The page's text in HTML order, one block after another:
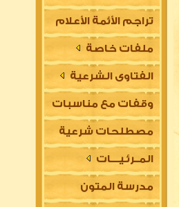
تراجم الأئمة الأعلام
ملفات خاصة
الفتاوى الشرعية
وقفات مع مناسبات
مصطلحات شرعية
المــرئـيــــات
مدرسة المتون